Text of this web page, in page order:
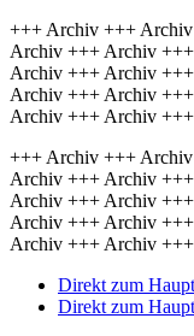
+++ Archiv +++
Archiv +++ Archiv
Archiv +++ Archiv
Archiv +++ Archiv
Archiv +++ Archiv
+++ Archiv +++
Archiv +++ Archiv
Archiv +++ Archiv
Archiv +++ Archiv
Archiv +++ Archiv
Direkt zum
Direkt zum